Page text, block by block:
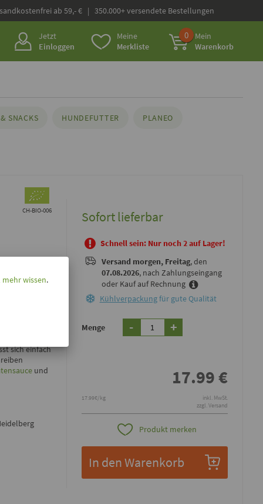
ab 59,- € | 350.000+ versendete Bestellungen
Jetzt
Einloggen
Meine
Merkliste
0
Mein
Warenkorb
SNACKS HUNDEFUTTER PLANEO
CH-BIO-006
sich einfach
und
Sofort lieferbar
Schnell sein: Nur noch 2 auf Lager!
Versand morgen, Freitag, den
07.08.2026, nach Zahlungseingang
oder Kauf auf Rechnung
Kühlverpackungfür gute Qualität
Menge - +
17.99€
17.99€/kg
inkl. MwSt.
zzgl. Versand
Produkt merken
In den Warenkorb
wissen.